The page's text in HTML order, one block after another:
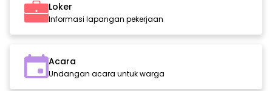
Loker
Informasi lapangan pekerjaan
Acara
Undangan acara untuk warga